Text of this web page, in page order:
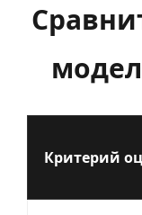
Критерий